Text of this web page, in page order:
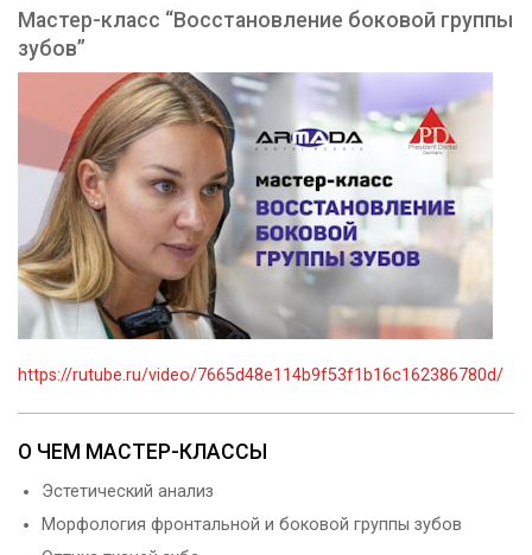
Мастер-класс “Восстановление боковой группы
зубов”
https://rutube.ru/video/7665d48e114b9f53f1b16c162386780d/
О ЧЕМ МАСТЕР-КЛАССЫ
Эстетический анализ
Морфология фронтальной и боковой группы зубов